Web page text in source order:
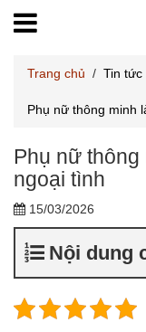
Trang chủ / Tin tức
Phụ nữ thông minh
Phụ nữ
ngoại tình
15/03/2026
Nội dung